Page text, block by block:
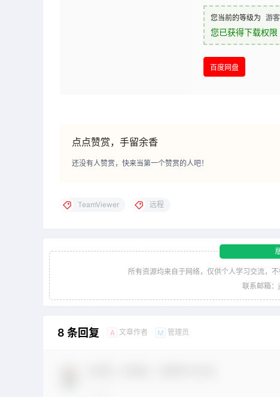
您当前的等级为 游客
您已获得下载权限
百度网盘
点点赞赏，手留余香
还没有人赞赏，快来当第一个赞赏的人吧！
TeamViewer 远程
所有资源均来自于网络，仅供个人学习交流，
联系邮箱
8 条回复 A 文章作者 M 管理员